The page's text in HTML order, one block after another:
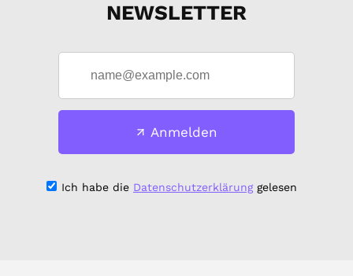
NEWSLETTER
Anmelden
Ich habe die Datenschutzerklärunggelesen